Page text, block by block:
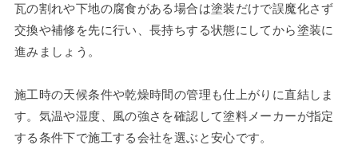
瓦の割れや下地の腐食がある場合は塗装だけで誤魔化さず
交換や補修を先に行い、長持ちする状態にしてから塗装に
進みましょう。
施工時の天候条件や乾燥時間の管理も仕上がりに直結しま
す。気温や湿度、風の強さを確認して塗料メーカーが指定
する条件下で施工する会社を選ぶと安心です。